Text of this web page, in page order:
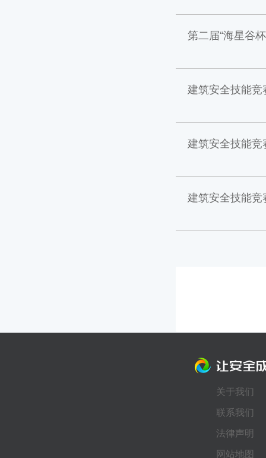
第二届“海星谷
建筑安全技能竞
建筑安全技能竞
建筑安全技能竞
关于我们
联系我们
法律声明
网站地图